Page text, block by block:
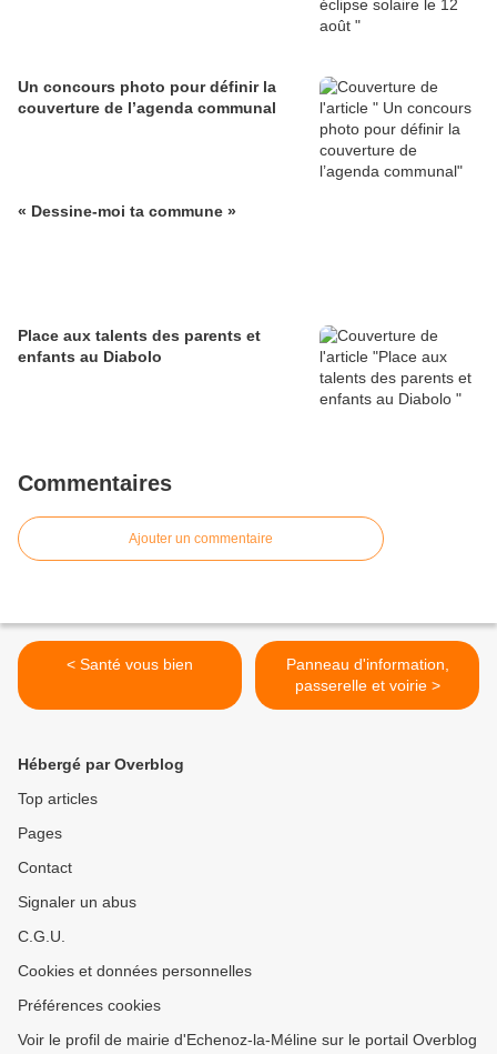
Un concours photo pour définir la
couverture de l’agenda communal
« Dessine-moi ta commune »
Place aux talents des parents et
enfants au Diabolo
Commentaires
Ajouter un commentaire
< Santé vous bien
Panneau d'information,
passerelle et voirie >
Hébergé par Overblog
Top articles
Pages
Contact
Signaler un abus
C.G.U.
Cookies et données personnelles
Préférences cookies
Voir le profil de mairie d'Echenoz-la-Méline sur le portail Overblog